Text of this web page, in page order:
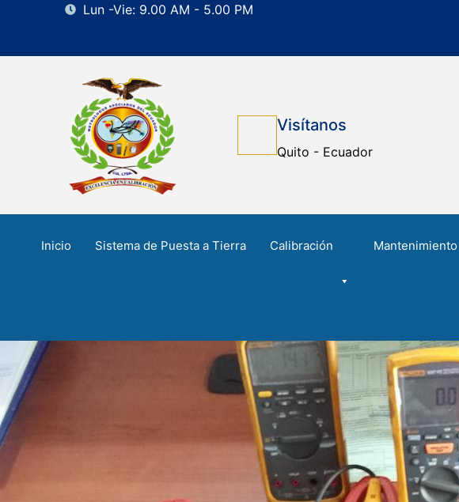
Lun -Vie: 9.00 AM - 5.00 PM
Visítanos
Quito - Ecuador
Inicio Sistema de Puesta a Tierra Calibración Mantenimiento